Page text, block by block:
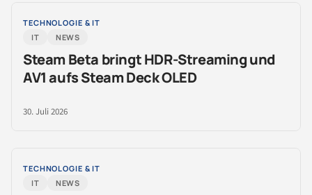
TECHNOLOGIE & IT
IT
NEWS
Steam Beta bringt HDR-Streaming und
AV1 aufs Steam Deck OLED
30. Juli 2026
TECHNOLOGIE & IT
IT
NEWS